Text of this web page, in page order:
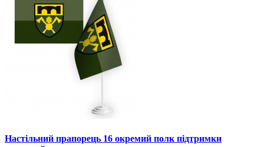
Настільний прапорець 16 окремий полк підтримки